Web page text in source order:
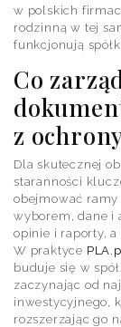
w polskich
rodzinną w tej
funkcjonują
Co
z
Dla skutecznej
staranności
obejmować
wyborem, dane i
opinie i raporty, a
W praktyce
buduje się w
zaczynając od
inwestycyjnego,
rozszerzając go